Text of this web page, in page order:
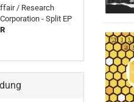
/ Research
- Split EP